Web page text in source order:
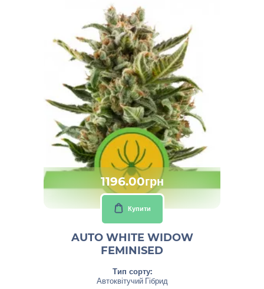
1196.00грн
Купити
AUTO WHITE WIDOW
FEMINISED
Тип сорту:
Автоквітучий Гібрид